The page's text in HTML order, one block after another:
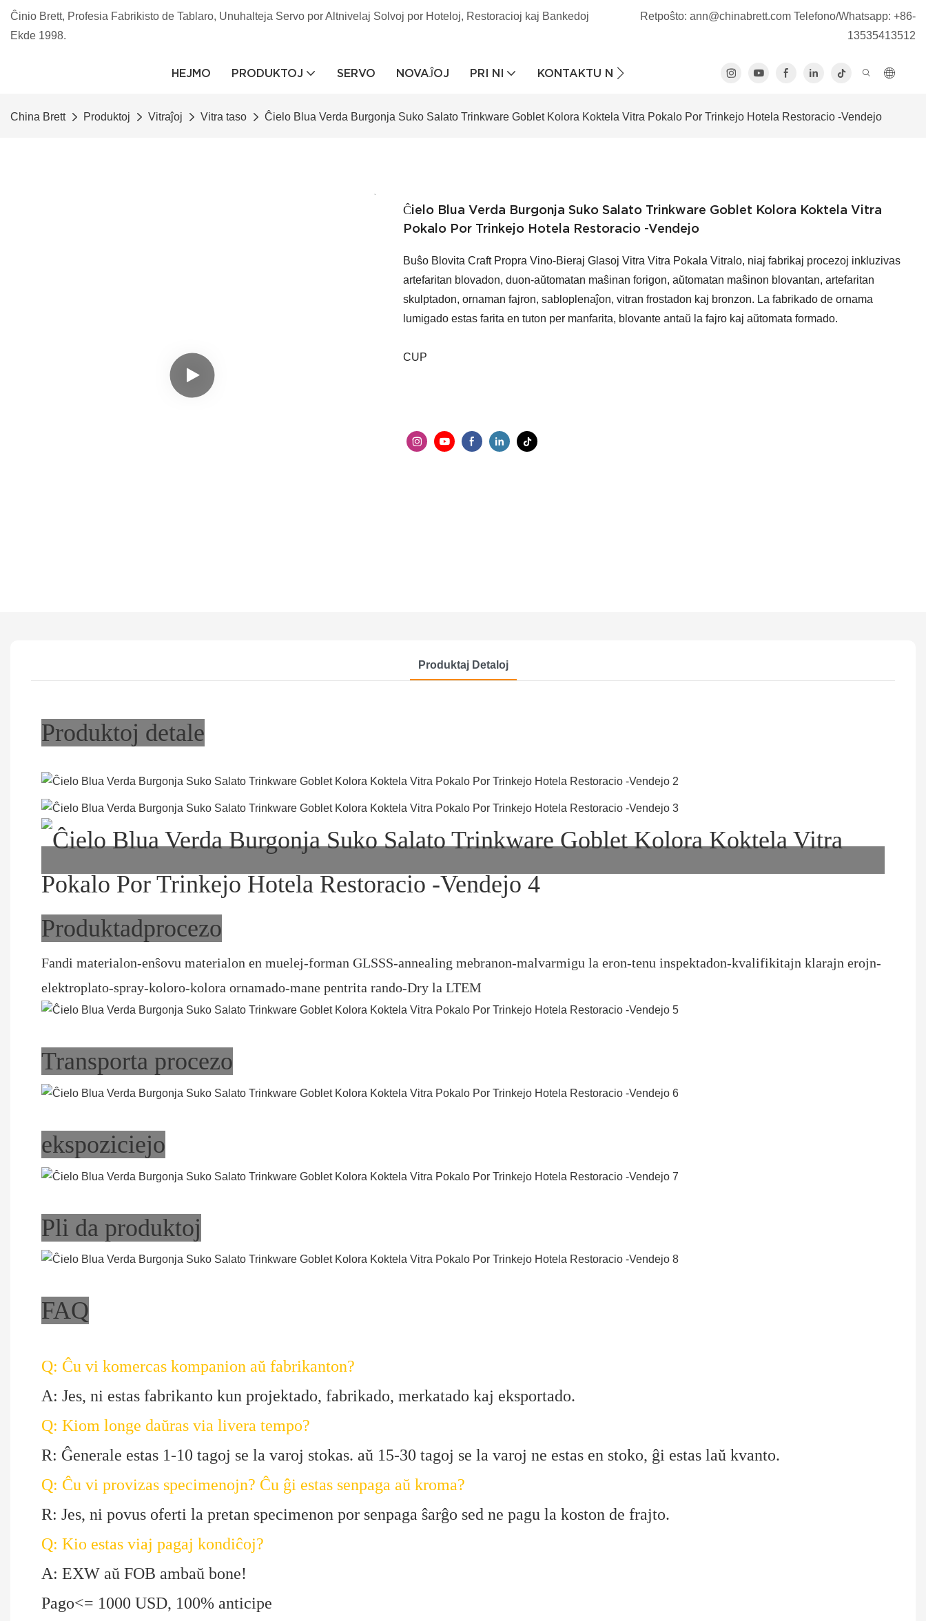
Ĉinio Brett, Profesia Fabrikisto de Tablaro, Unuhalteja Servo por Altnivelaj Solvoj por Hoteloj, Restoracioj kaj Bankedoj
Ekde 1998.
Retpoŝto: ann@chinabrett.com Telefono/Whatsapp: +86-
13535413512
HEJMO PRODUKTOJ SERVO NOVAĴOJ PRI NI KONTAKTU NIN
China Brett Produktoj Vitraĵoj Vitra taso Ĉielo Blua Verda Burgonja Suko Salato Trinkware Goblet Kolora Koktela Vitra Pokalo Por Trinkejo Hotela Restoracio -Vendejo
Ĉielo Blua Verda Burgonja Suko Salato Trinkware Goblet Kolora Koktela Vitra
Pokalo Por Trinkejo Hotela Restoracio -Vendejo
Buŝo Blovita Craft Propra Vino-Bieraj Glasoj Vitra Vitra Pokala Vitralo, niaj fabrikaj procezoj inkluzivas
artefaritan blovadon, duon-aŭtomatan maŝinan forigon, aŭtomatan maŝinon blovantan, artefaritan
skulptadon, ornaman fajron, sabloplenaĵon, vitran frostadon kaj bronzon. La fabrikado de ornama
lumigado estas farita en tuton per manfarita, blovante antaŭ la fajro kaj aŭtomata formado.
CUP
Produktaj Detaloj
Produktoj detale
Produktadprocezo
Fandi materialon-enŝovu materialon en muelej-forman GLSSS-annealing mebranon-malvarmigu la eron-tenu inspektadon-kvalifikitajn klarajn erojn-
elektroplato-spray-koloro-kolora ornamado-mane pentrita rando-Dry la LTEM
Transporta procezo
ekspoziciejo
Pli da produktoj
FAQ
Q: Ĉu vi komercas kompanion aŭ fabrikanton?
A: Jes, ni estas fabrikanto kun projektado, fabrikado, merkatado kaj eksportado.
Q: Kiom longe daŭras via livera tempo?
R: Ĝenerale estas 1-10 tagoj se la varoj stokas. aŭ 15-30 tagoj se la varoj ne estas en stoko, ĝi estas laŭ kvanto.
Q: Ĉu vi provizas specimenojn? Ĉu ĝi estas senpaga aŭ kroma?
R: Jes, ni povus oferti la pretan specimenon por senpaga ŝarĝo sed ne pagu la koston de frajto.
Q: Kio estas viaj pagaj kondiĉoj?
A: EXW aŭ FOB ambaŭ bone!
Pago<= 1000 USD, 100% anticipe